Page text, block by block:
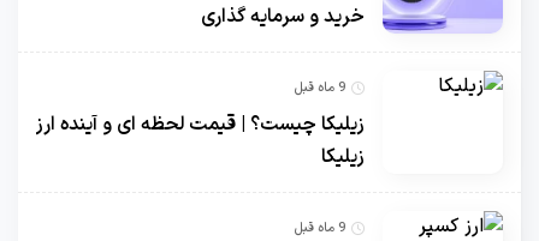
خرید و سرمایه گذاری
9 ماه قبل
زیلیکا چیست؟ | قیمت لحظه ای و آینده ارز
زیلیکا
9 ماه قبل